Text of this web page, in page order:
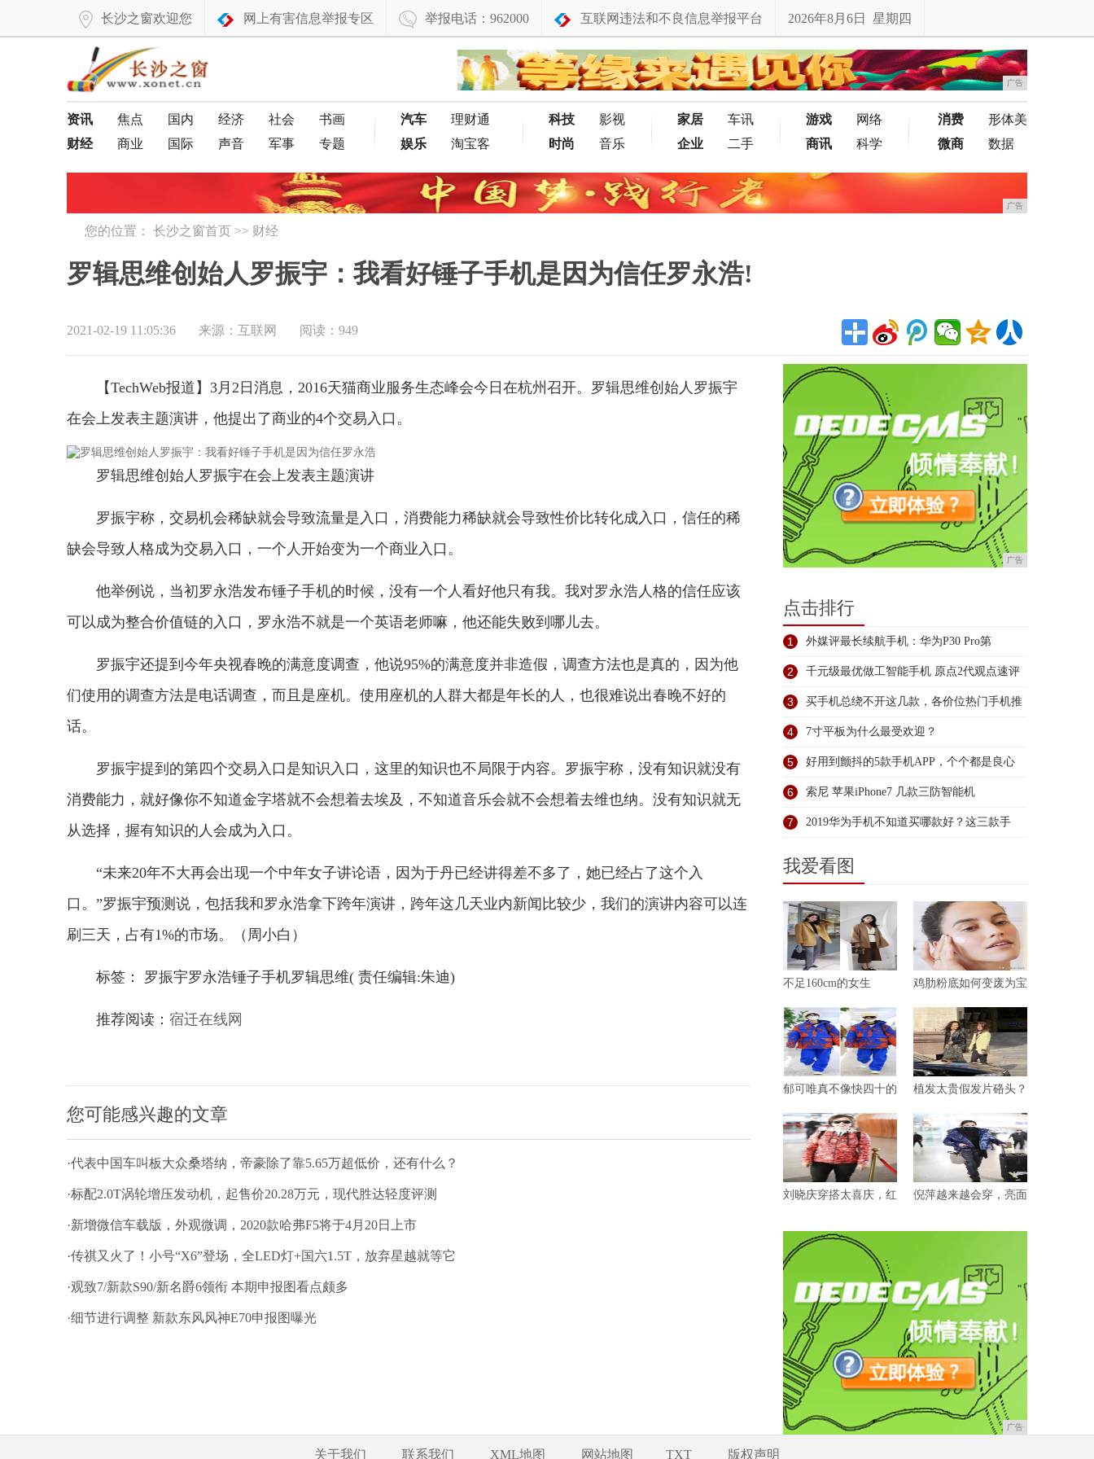
长沙之窗欢迎您 网上有害信息举报专区 举报电话：962000 互联网违法和不良信息举报平台 2026年8月6日 星期四
广告
资讯 焦点 国内 经济 社会
书画
财经
商业 国际 声音 军事 专题
汽车
理财通
娱乐
淘宝客
科技
影视
时尚
音乐
家居
车讯
企业
二手
游戏
网络
商讯
科学
消费
形体美
微商
数据
广告
您的位置： 长沙之窗首页 >> 财经
罗辑思维创始人罗振宇：我看好锤子手机是因为信任罗永浩!
2021-02-19 11:05:36 来源：互联网 阅读：949
【TechWeb报道】3月2日消息，2016天猫商业服务生态峰会今日在杭州召开。罗辑思维创始人罗振宇
在会上发表主题演讲，他提出了商业的4个交易入口。
罗辑思维创始人罗振宇在会上发表主题演讲
罗振宇称，交易机会稀缺就会导致流量是入口，消费能力稀缺就会导致性价比转化成入口，信任的稀
缺会导致人格成为交易入口，一个人开始变为一个商业入口。
他举例说，当初罗永浩发布锤子手机的时候，没有一个人看好他只有我。我对罗永浩人格的信任应该
可以成为整合价值链的入口，罗永浩不就是一个英语老师嘛，他还能失败到哪儿去。
罗振宇还提到今年央视春晚的满意度调查，他说95%的满意度并非造假，调查方法也是真的，因为他
们使用的调查方法是电话调查，而且是座机。使用座机的人群大都是年长的人，也很难说出春晚不好的
话。
罗振宇提到的第四个交易入口是知识入口，这里的知识也不局限于内容。罗振宇称，没有知识就没有
消费能力，就好像你不知道金字塔就不会想着去埃及，不知道音乐会就不会想着去维也纳。没有知识就无
从选择，握有知识的人会成为入口。
“未来20年不大再会出现一个中年女子讲论语，因为于丹已经讲得差不多了，她已经占了这个入
口。”罗振宇预测说，包括我和罗永浩拿下跨年演讲，跨年这几天业内新闻比较少，我们的演讲内容可以连
刷三天，占有1%的市场。（周小白）
标签： 罗振宇罗永浩锤子手机罗辑思维( 责任编辑:朱迪)
推荐阅读： 宿迁在线网
您可能感兴趣的文章
·代表中国车叫板大众桑塔纳，帝豪除了靠5.65万超低价，还有什么？
·标配2.0T涡轮增压发动机，起售价20.28万元，现代胜达轻度评测
·新增微信车载版，外观微调，2020款哈弗F5将于4月20日上市
·传祺又火了！小号“X6”登场，全LED灯+国六1.5T，放弃星越就等它
·观致7/新款S90/新名爵6领衔 本期申报图看点颇多
·细节进行调整 新款东风风神E70申报图曝光
广告
点击排行
1 外媒评最长续航手机：华为P30 Pro第
2 千元级最优做工智能手机 原点2代观点速评
3 买手机总绕不开这几款，各价位热门手机推
荐
4 7寸平板为什么最受欢迎？
5 好用到颤抖的5款手机APP，个个都是良心
6 索尼 苹果iPhone7 几款三防智能机
7 2019华为手机不知道买哪款好？这三款手
我爱看图
不足160cm的女生 鸡肋粉底如何变废为宝
郁可唯真不像快四十的 植发太贵假发片硌头？
刘晓庆穿搭太喜庆，红 倪萍越来越会穿，亮面
广告
关于我们 联系我们 XML地图 网站地图 TXT 版权声明